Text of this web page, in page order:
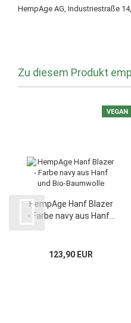
HempAge AG, Industriestraße
Zu diesem Produkt
VEGAN
HempAge Hanf Blazer
- Farbe navy aus Hanf...
123,90 EUR